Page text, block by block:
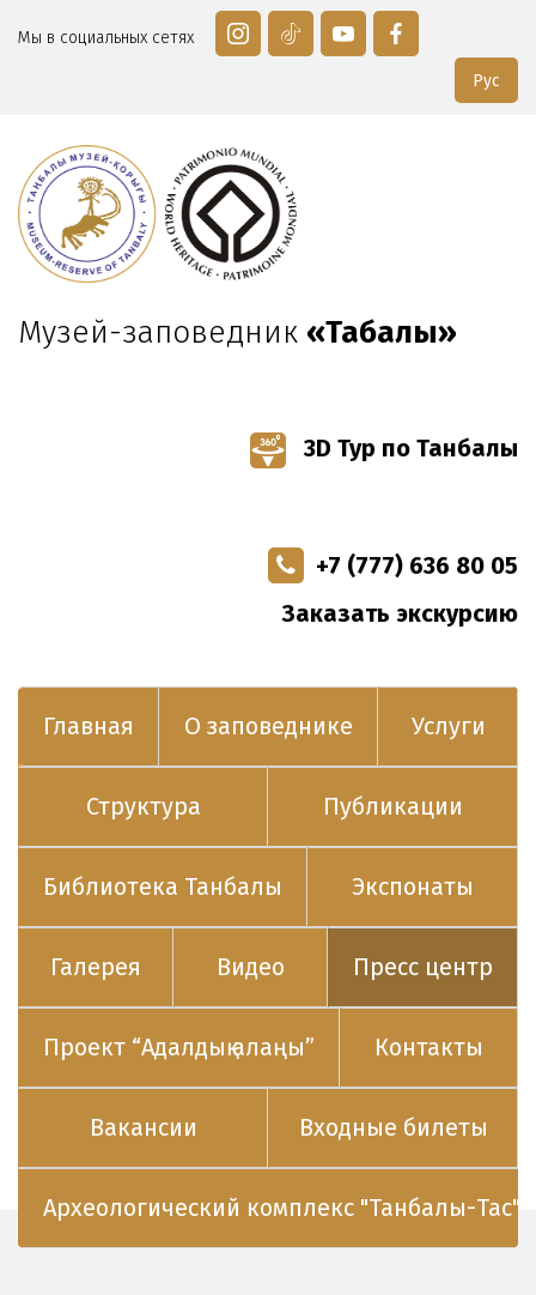
Мы в социальных сетях
Рус
Музей-заповедник «Таңбалы»
3D Тур по Танбалы
+7 (777) 636 80 05
Заказать экскурсию
Главная О заповеднике Услуги
Структура Публикации
Библиотека Танбалы Экспонаты
Галерея Видео Пресс центр
Проект “Адалдық алаңы” Контакты
Вакансии Входные билеты
Археологический комплекс "Танбалы-Тас"